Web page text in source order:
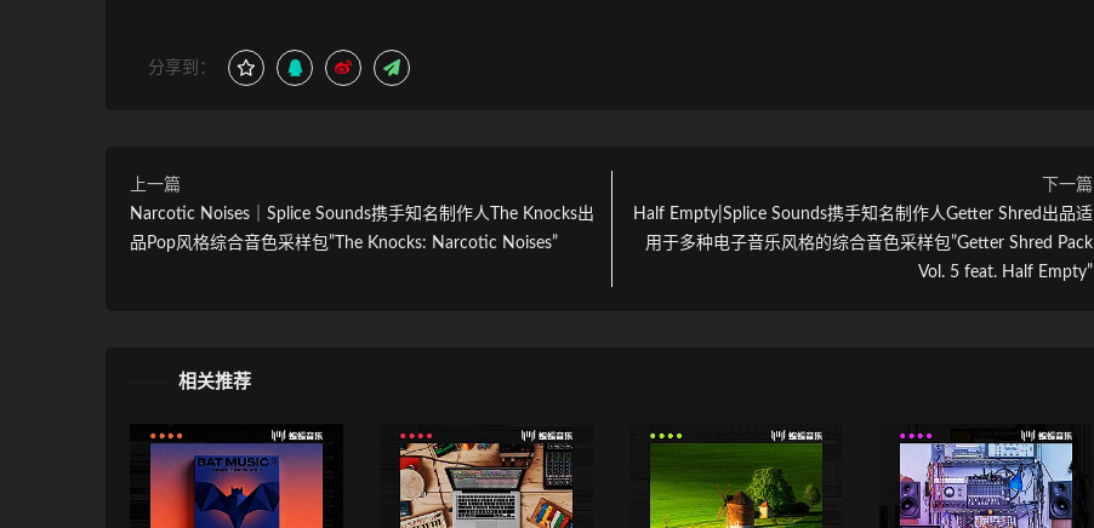
分享到：
上一篇
Narcotic Noises｜Splice Sounds携手知名制作人The Knocks出
品Pop风格综合音色采样包”The Knocks: Narcotic Noises”
下一篇
Half Empty|Splice Sounds携手知名制作人Getter Shred出品适
用于多种电子音乐风格的综合音色采样包”Getter Shred Pack
Vol. 5 feat. Half Empty”
相关推荐